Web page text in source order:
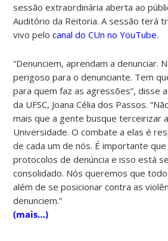
sessão extraordinária aberta ao
Auditório da Reitoria. A sessão terá
vivo pelocanal do CUn no YouTube.
“Denunciem, aprendam a denunciar.
perigoso para o denunciante. Tem
para quem faz as agressões”, disse
da UFSC, Joana Célia dos Passos.
mais que a gente busque terceirizar
Universidade. O combate a elas é
de cada um de nós. É importante
protocolos de denúncia e isso está
consolidado. Nós queremos que
além de se posicionar contra as
denunciem.”
(mais…)